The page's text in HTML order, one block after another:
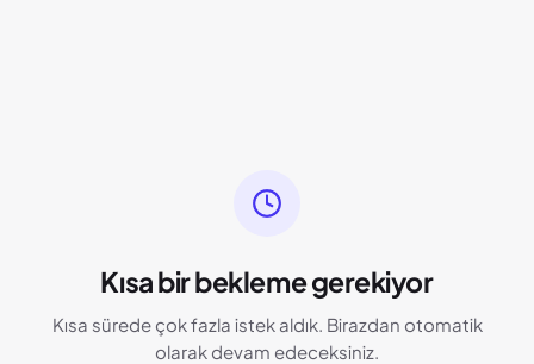
Kısa bir bekleme gerekiyor
Kısa sürede çok fazla istek aldık. Birazdan otomatik
olarak devam edeceksiniz.